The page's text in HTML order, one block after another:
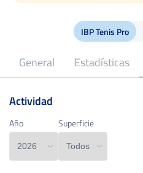
IBP Tenis Pro
General Estadísticas
Edad
Peso
Año Superficie
Actividad
Año Superficie